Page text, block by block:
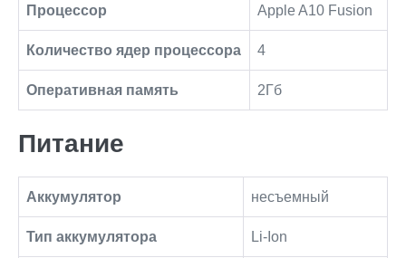
Процессор Apple A10 Fusion
Количество ядер процессора 4
Оперативная память 2Гб
Питание
Аккумулятор несъемный
Тип аккумулятора Li-Ion